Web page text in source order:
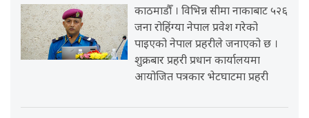
काठमाडौँ । विभिन्न सीमा नाकाबाट ५२६
जना रोहिंग्या नेपाल प्रवेश गरेको
पाइएको नेपाल प्रहरीले जनाएको छ ।
शुक्रबार प्रहरी प्रधान कार्यालयमा
आयोजित पत्रकार भेटघाटमा प्रहरी